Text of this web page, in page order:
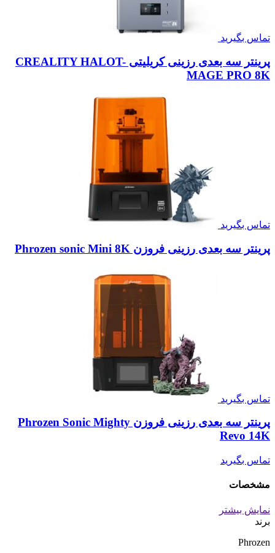
تماس بگیرید
پرینتر سه بعدی رزینی کریلیتی CREALITY HALOT-
MAGE PRO 8K
تماس بگیرید
پرینتر سه بعدی رزینی فروزن Phrozen sonic Mini 8K
تماس بگیرید
پرینتر سه بعدی رزینی فروزن Phrozen Sonic Mighty
Revo 14K
تماس بگیرید
مشخصات
نمایش بیشتر
برند
Phrozen